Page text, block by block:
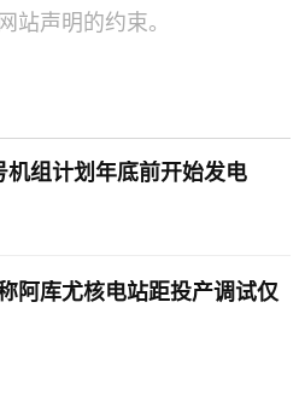
站声明的约束。
机组计划年底前开始发电
阿库尤核电站距投产调试仅